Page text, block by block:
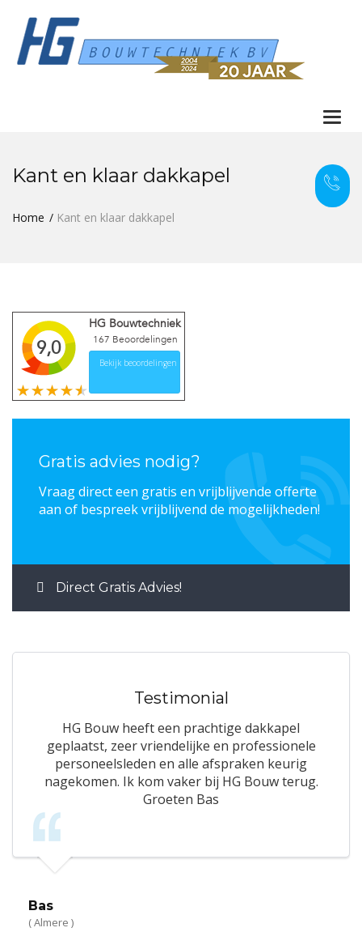
Kant en klaar dakkapel
Home Kant en klaar dakkapel
9,0
HG Bouwtechniek
167 Beoordelingen
Bekijk beoordelingen
Gratis advies nodig?
Vraag direct een gratis en vrijblijvende offerte
aan of bespreek vrijblijvend de mogelijkheden!
Direct Gratis Advies!
Testimonial
HG Bouw heeft een prachtige dakkapel
geplaatst, zeer vriendelijke en professionele
personeelsleden en alle afspraken keurig
nagekomen. Ik kom vaker bij HG Bouw terug.
Groeten Bas
Bas
( Almere )